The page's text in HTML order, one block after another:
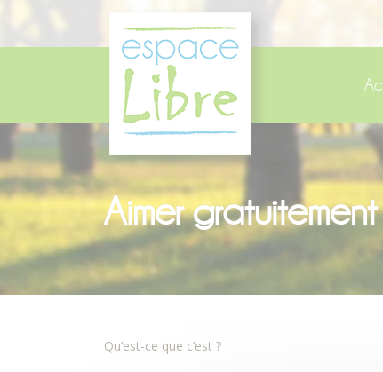
Aimer gratuitement
Qu’est-ce que c’est ?